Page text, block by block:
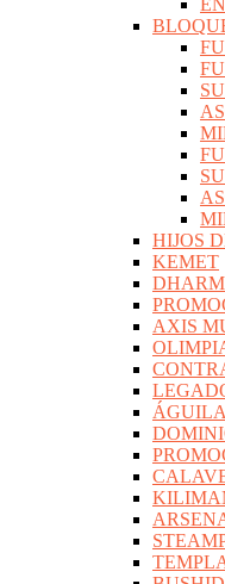
HIJOS
KEMET
AXIS